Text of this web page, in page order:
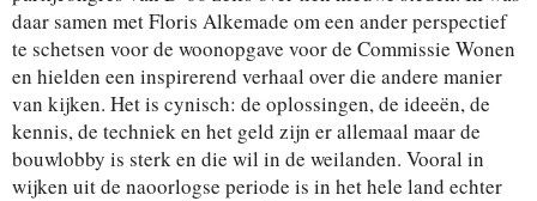
daar samen met Floris Alkemade om een ander perspectief
te schetsen voor de woonopgave voor de Commissie Wonen
en hielden een inspirerend verhaal over die andere manier
van kijken. Het is cynisch: de oplossingen, de ideeën, de
kennis, de techniek en het geld zijn er allemaal maar de
bouwlobby is sterk en die wil in de weilanden. Vooral in
wijken uit de naoorlogse periode is in het hele land echter